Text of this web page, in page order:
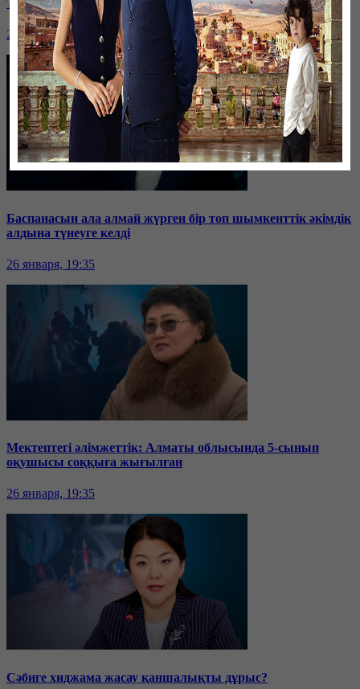
Таразда ТЭЦ қызметкерлері жалақы көтеруді талап етті
26 января, 19:36
Баспанасын ала алмай жүрген бір топ шымкенттік әкімдік
алдына түнеуге келді
26 января, 19:35
Мектептегі әлімжеттік: Алматы облысында 5-сынып
оқушысы соққыға жығылған
26 января, 19:35
Сәбиге хиджама жасау қаншалықты дұрыс?